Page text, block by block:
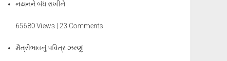
નયનને બંધ રાખીને
65680 Views | 23 Comments
મૈત્રીભાવનું પવિત્ર ઝરણું